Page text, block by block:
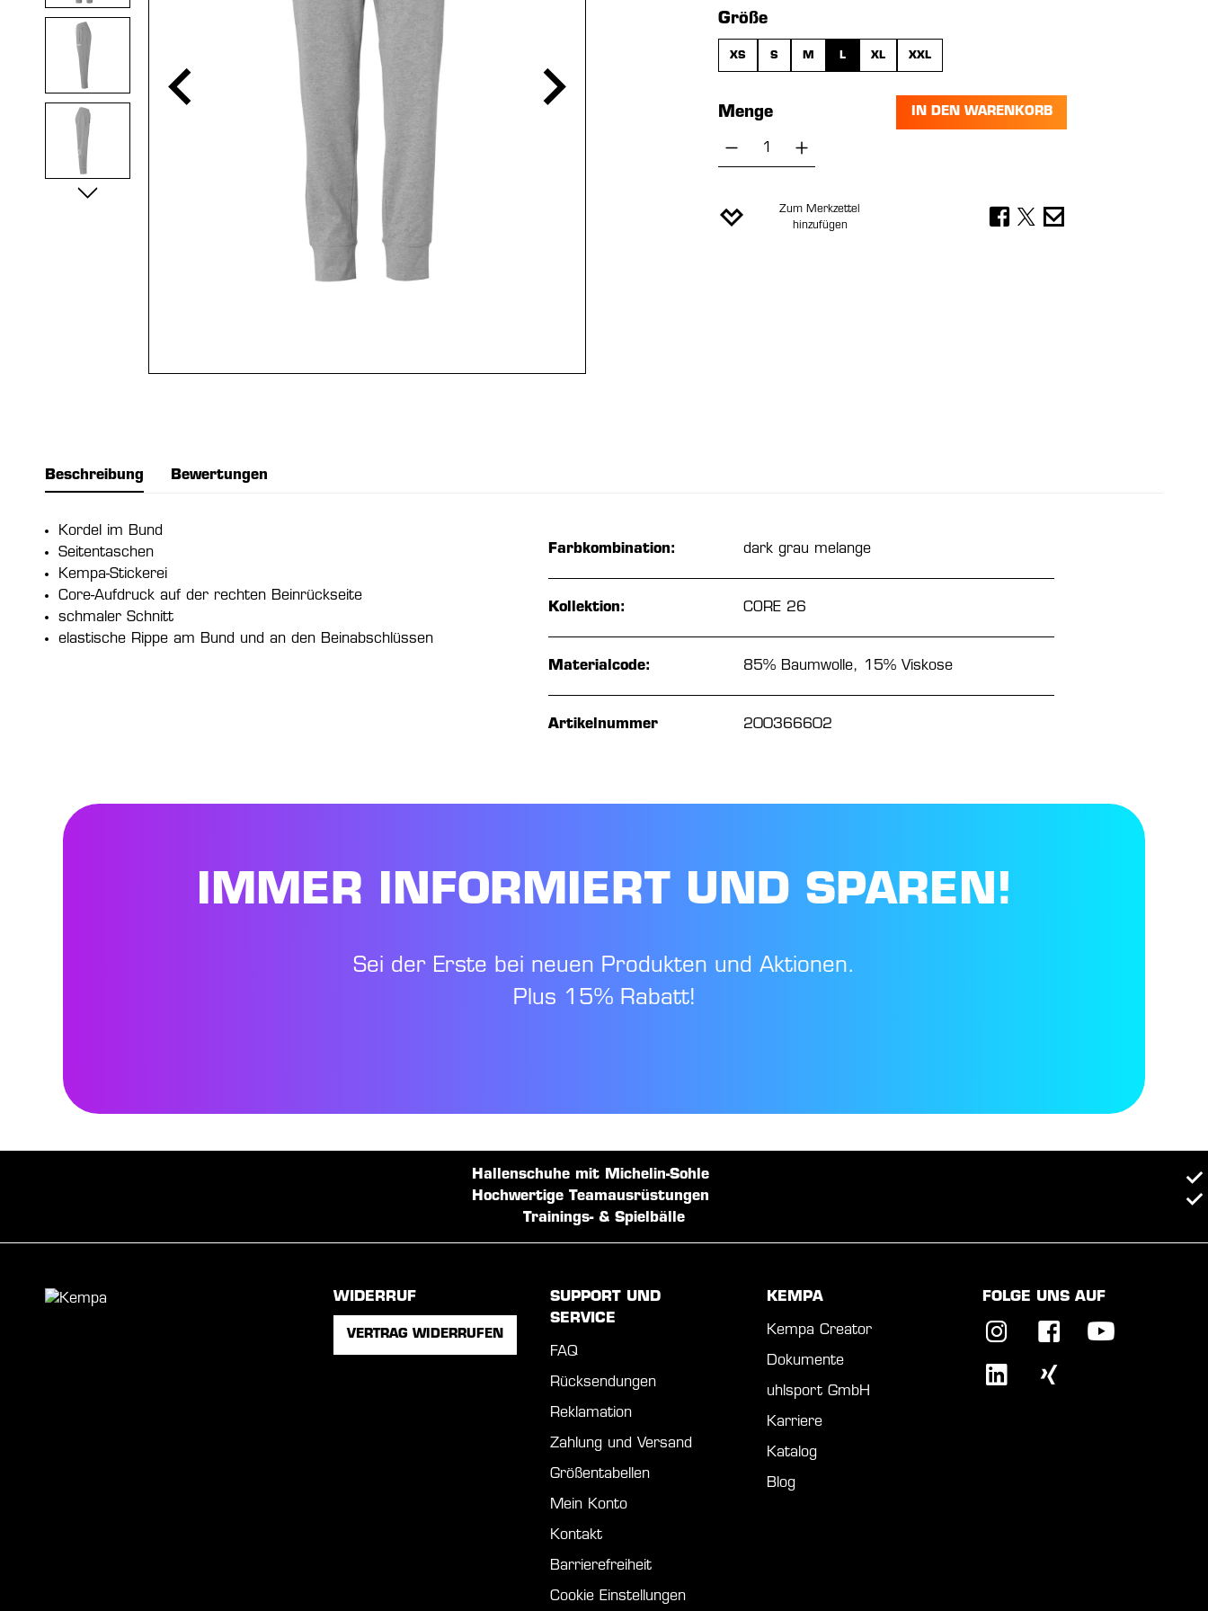
Größeauswählen
XS S M L XL XXL
Menge
Produkt Anzahl: Gib den gewünschten Wert
IN DEN WARENKORB
Zum Merkzettel
hinzufügen
Beschreibung Bewertungen
Kordel im Bund
Seitentaschen
Kempa-Stickerei
Core-Aufdruck auf der rechten Beinrückseite
schmaler Schnitt
elastische Rippe am Bund und an den Beinabschlüssen
Farbkombination: dark grau melange
Kollektion: CORE 26
Materialcode: 85% Baumwolle, 15% Viskose
Artikelnummer 200366602
IMMER INFORMIERT UND SPAREN!
Sei der Erste bei neuen Produkten und Aktionen.
Plus 15% Rabatt!
Hallenschuhe mit Michelin-Sohle
Hochwertige Teamausrüstungen
Trainings- & Spielbälle
WIDERRUF
VERTRAG WIDERRUFEN
SUPPORT UND
SERVICE
FAQ
Rücksendungen
Reklamation
Zahlung und Versand
Größentabellen
Mein Konto
Kontakt
Barrierefreiheit
Cookie Einstellungen
KEMPA
Kempa Creator
Dokumente
uhlsport GmbH
Karriere
Katalog
Blog
FOLGE UNS AUF